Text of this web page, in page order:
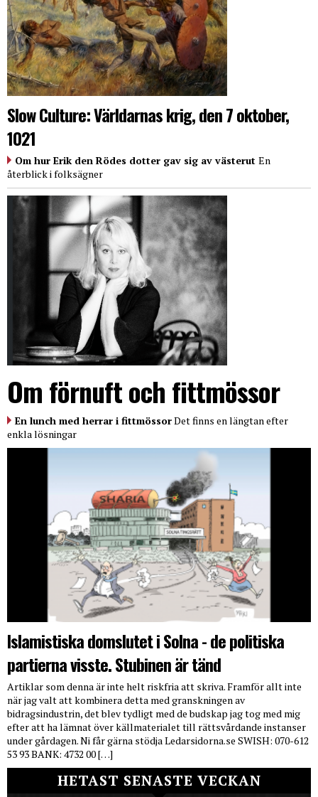
Slow Culture: Världarnas krig, den 7 oktober,
1021
Om hur Erik den Rödes dotter gav sig av västerut En
återblick i folksägner
Om förnuft och fittmössor
En lunch med herrar i fittmössorDet finns en längtan efter
enkla lösningar
Islamistiska domslutet i Solna - de politiska
partierna visste. Stubinen är tänd
Artiklar som denna är inte helt riskfria att skriva. Framför allt inte
när jag valt att kombinera detta med granskningen av
bidragsindustrin, det blev tydligt med de budskap jag tog med mig
efter att ha lämnat över källmaterialet till rättsvårdande instanser
under gårdagen. Ni får gärna stödja Ledarsidorna.se SWISH: 070-612
53 93 BANK: 4732 00 […]
HETAST SENASTE VECKAN